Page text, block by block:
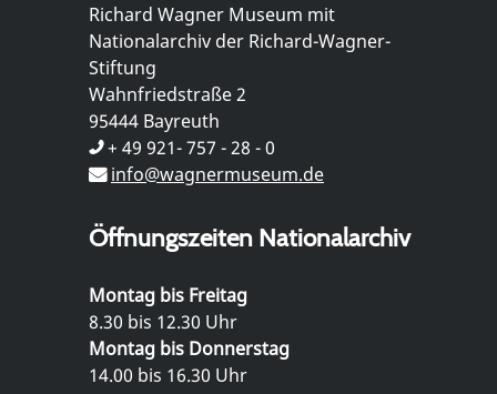
Richard Wagner Museum mit
Nationalarchiv der Richard-Wagner-
Stiftung
Wahnfriedstraße 2
95444 Bayreuth
+ 49 921- 757 - 28 - 0
info@wagnermuseum.de
Öffnungszeiten Nationalarchiv
Montag bis Freitag
8.30 bis 12.30 Uhr
Montag bis Donnerstag
14.00 bis 16.30 Uhr